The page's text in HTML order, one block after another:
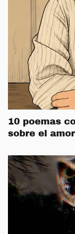
10 poemas
sobre el